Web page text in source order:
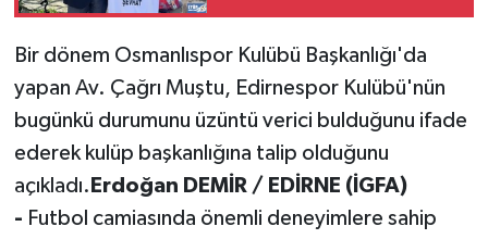
Bir dönem Osmanlıspor Kulübü Başkanlığı'da
yapan Av. Çağrı Muştu, Edirnespor Kulübü'nün
bugünkü durumunu üzüntü verici bulduğunu ifade
ederek kulüp başkanlığına talip olduğunu
açıkladı. Erdoğan DEMİR / EDİRNE (İGFA)
- Futbol camiasında önemli deneyimlere sahip